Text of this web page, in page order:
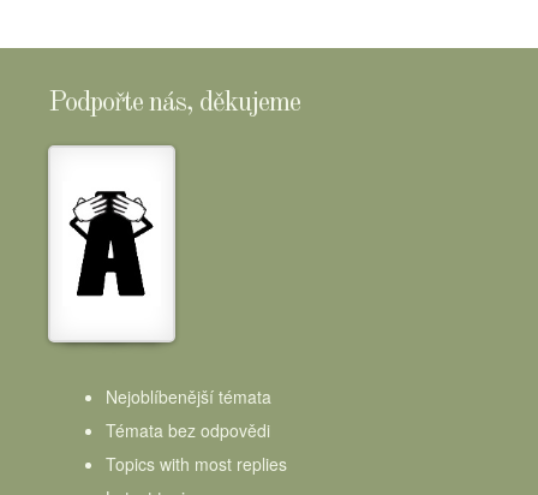
Podpořte nás, děkujeme
Nejoblíbenější témata
Témata bez odpovědi
Topics with most replies